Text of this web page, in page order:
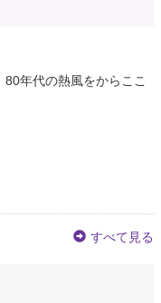
年代の熱風をからここ
すべて見る